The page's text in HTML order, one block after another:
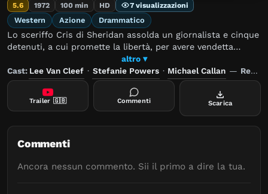
5.6 1972 100 min HD 7 visualizzazioni
Western Azione Drammatico
Lo sceriffo Cris di Sheridan assolda un giornalista e cinque
detenuti, a cui promette la libertà, per avere vendetta
dell'omicidio e della violenza subita dalla propria moglie ad
opera di tre fuorilegge. Lo scontro finale avverà nel villaggio
di Magdalena dove i "magnifici" sgomineranno la banda di
Detoro autore del delitto anche se al prezzo della vita di
quattro di loro.
altro ▾
Cast: Lee Van Cleef · Stefanie Powers · Michael Callan — Regia:
Trailer 🇬🇧 Commenti Scarica
Commenti
Ancora nessun commento. Sii il primo a dire la tua.